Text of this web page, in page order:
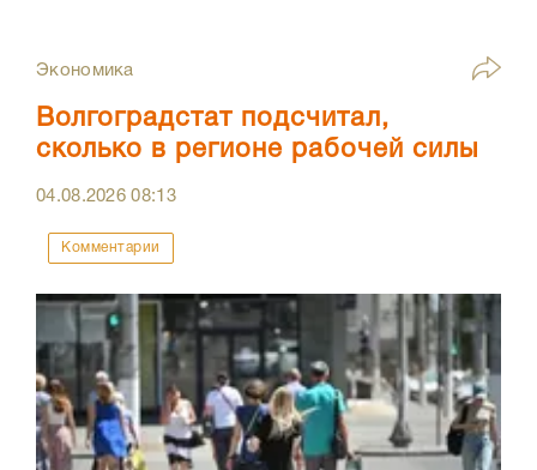
Экономика
Волгоградстат подсчитал,
сколько в регионе рабочей силы
04.08.202608:13
Комментарии